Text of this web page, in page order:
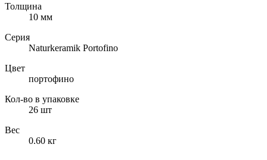
Толщина
10 мм
Серия
Naturkeramik Portofino
Цвет
портофино
Кол-во в упаковке
26 шт
Вес
0.60 кг